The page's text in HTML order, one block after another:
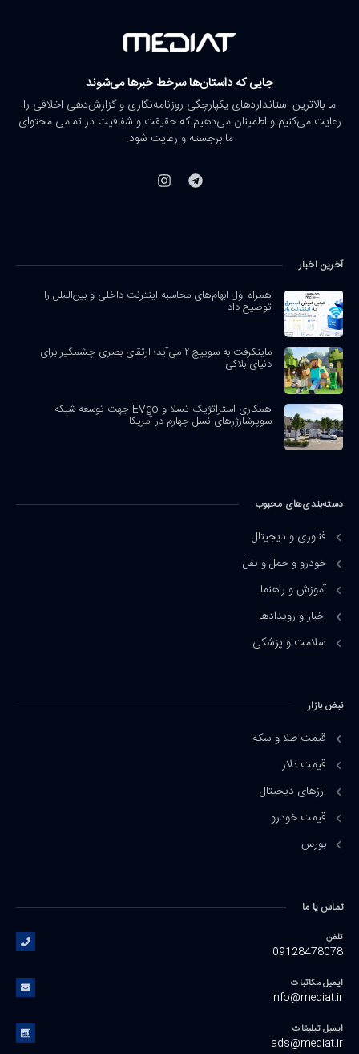
جایی که داستان‌ها سرخط خبرها می‌شوند
ما بالاترین استانداردهای یکپارچگی روزنامه‌نگاری و گزارش‌دهی اخلاقی را
رعایت می‌کنیم و اطمینان می‌دهیم که حقیقت و شفافیت در تمامی محتوای
ما برجسته و رعایت شود.
آخرین اخبار
همراه اول ابهام‌های محاسبه اینترنت داخلی و بین‌الملل را
توضیح داد
ماینکرفت به سوییچ ۲ می‌آید؛ ارتقای بصری چشمگیر برای
دنیای بلاکی
همکاری استراتژیک تسلا و EVgo جهت توسعه شبکه
سوپرشارژرهای نسل چهارم در آمریکا
دسته‌بندی‌های محبوب
فناوری و دیجیتال
خودرو و حمل و نقل
آموزش و راهنما
اخبار و رویدادها
سلامت و پزشکی
نبض بازار
قیمت طلا و سکه
قیمت دلار
ارزهای دیجیتال
قیمت خودرو
بورس
تماس یا ما
تلفن
09128478078
ایمیل مکاتبات
info@mediat.ir
ایمیل تبلیغات
ads@mediat.ir